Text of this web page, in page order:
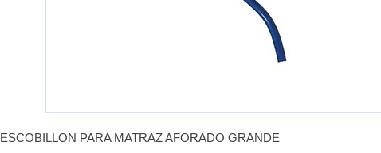
ESCOBILLON PARA MATRAZ AFORADO GRANDE